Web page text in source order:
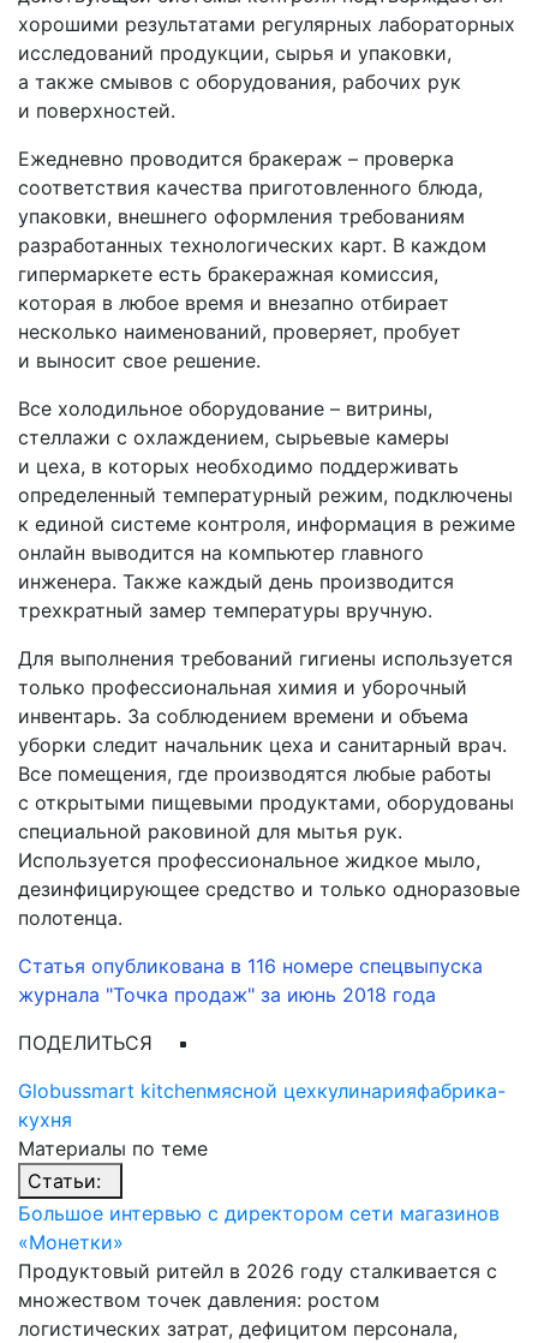
хорошими результатами регулярных лабораторных
исследований продукции, сырья и упаковки,
а также смывов с оборудования, рабочих рук
и поверхностей.
Ежедневно проводится бракераж – проверка
соответствия качества приготовленного блюда,
упаковки, внешнего оформления требованиям
разработанных технологических карт. В каждом
гипермаркете есть бракеражная комиссия,
которая в любое время и внезапно отбирает
несколько наименований, проверяет, пробует
и выносит свое решение.
Все холодильное оборудование – витрины,
стеллажи с охлаждением, сырьевые камеры
и цеха, в которых необходимо поддерживать
определенный температурный режим, подключены
к единой системе контроля, информация в режиме
онлайн выводится на компьютер главного
инженера. Также каждый день производится
трехкратный замер температуры вручную.
Для выполнения требований гигиены используется
только профессиональная химия и уборочный
инвентарь. За соблюдением времени и объема
уборки следит начальник цеха и санитарный врач.
Все помещения, где производятся любые работы
с открытыми пищевыми продуктами, оборудованы
специальной раковиной для мытья рук.
Используется профессиональное жидкое мыло,
дезинфицирующее средство и только одноразовые
полотенца.
Статья опубликована в 116 номере спецвыпуска
журнала "Точка продаж" за июнь 2018 года
Globussmart kitchenмясной цехкулинарияфабрика-
кухня
ПОДЕЛИТЬСЯ
Материалы по теме
Статьи:
Большое интервью с директором сети магазинов
«Монетки»
Продуктовый ритейл в 2026 году сталкивается с
множеством точек давления: ростом
логистических затрат, дефицитом персонала,